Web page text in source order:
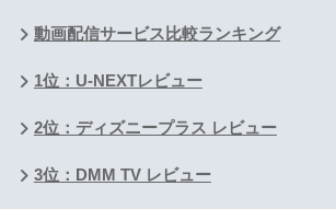
動画配信サービス比較ランキング
1位：U-NEXTレビュー
2位：ディズニープラス レビュー
3位：DMM TV レビュー